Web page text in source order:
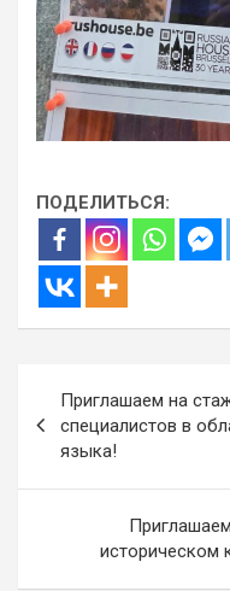
ПОДЕЛИТЬСЯ:
по
записям
Приглашаем на
специалистов в
языка!
историческом